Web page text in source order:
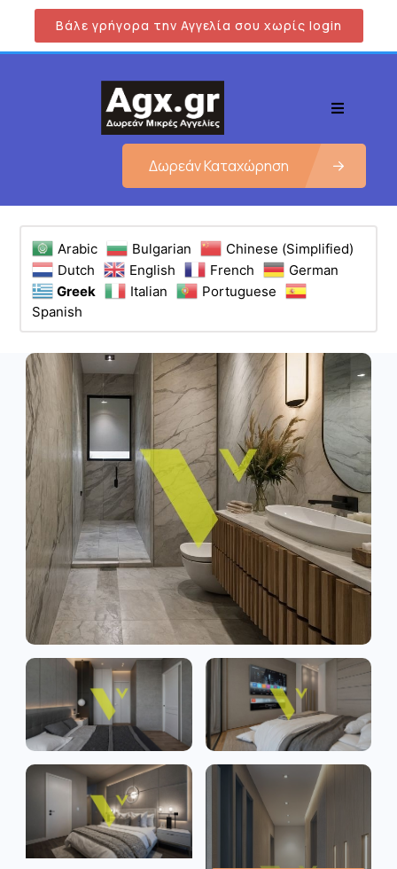
Βάλε γρήγορα την Αγγελία σου χωρίς login
Δωρεάν Καταχώρηση
Arabic Bulgarian
Chinese (Simplified)
Dutch
English French
German
Greek
Italian
Portuguese
Spanish